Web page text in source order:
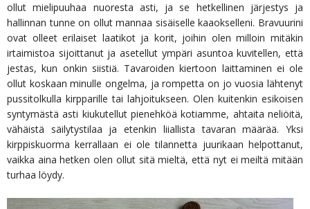
ollut mielipuuhaa nuoresta asti, ja se hetkellinen järjestys ja
hallinnan tunne on ollut mannaa sisäiselle kaaokselleni. Bravuurini
ovat olleet erilaiset laatikot ja korit, joihin olen milloin mitäkin
irtaimistoa sijoittanut ja asetellut ympäri asuntoa kuvitellen, että
jestas, kun onkin siistiä. Tavaroiden kiertoon laittaminen ei ole
ollut koskaan minulle ongelma, ja rompetta on jo vuosia lähtenyt
pussitolkulla kirpparille tai lahjoitukseen. Olen kuitenkin esikoisen
syntymästä asti kiukutellut pienehköä kotiamme, ahtaita neliöitä,
vähäistä säilytystilaa ja etenkin liiallista tavaran määrää. Yksi
kirppiskuorma kerrallaan ei ole tilannetta juurikaan helpottanut,
vaikka aina hetken olen ollut sitä mieltä, että nyt ei meiltä mitään
turhaa löydy.